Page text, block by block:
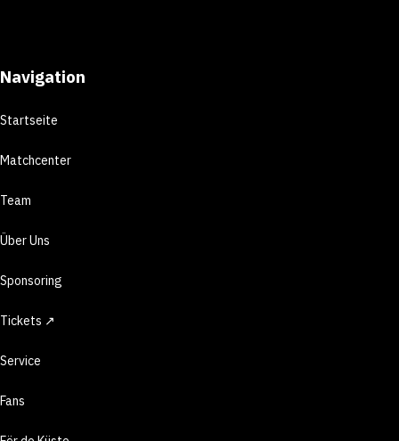
Navigation
Startseite
Matchcenter
Team
Über Uns
Sponsoring
Tickets ↗
Service
Fans